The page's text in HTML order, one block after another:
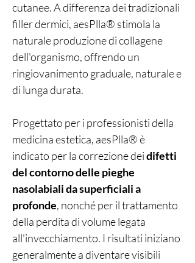
cutanee. A differenza dei tradizionali
filler dermici, aesPlla® stimola la
naturale produzione di collagene
dell'organismo, offrendo un
ringiovanimento graduale, naturale e
di lunga durata.
Progettato per i professionisti della
medicina estetica, aesPlla® è
indicato per la correzione deidifetti
del contorno delle pieghe
nasolabiali da superficiali a
profonde, nonché per il trattamento
della perdita di volume legata
all'invecchiamento. I risultati iniziano
generalmente a diventare visibili